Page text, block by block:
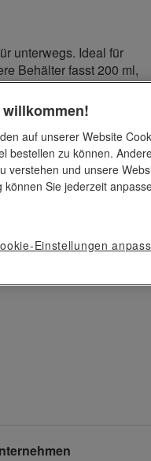
unterwegs. Ideal für
Behälter fasst 200 ml,
Mikrowelle und
Büro oder unterwegs.
auf unserer Website
bestellen zu können.
verstehen und unsere
können Sie jederzeit
Einstellungen